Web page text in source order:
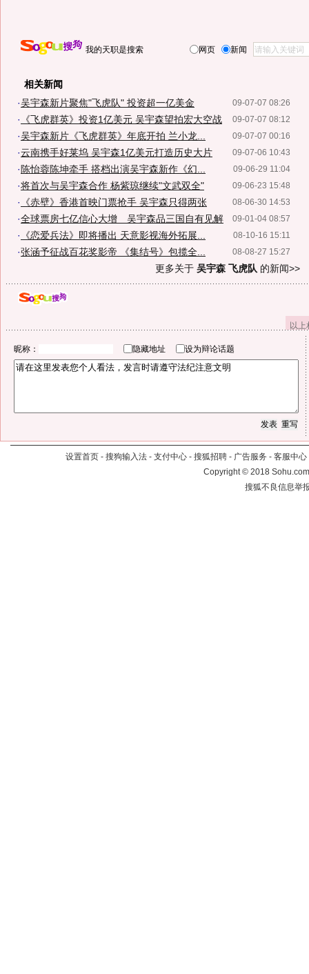
我的天职是搜索 网页 新闻
相关新闻
09-07-07 08:26
·吴宇森新片聚焦"飞虎队" 投资超一亿美金
09-07-07 08:12
· 《飞虎群英》投资1亿美元 吴宇森望拍宏大空战
09-07-07 00:16
·吴宇森新片《飞虎群英》年底开拍 兰小龙...
09-07-06 10:43
·云南携手好莱坞 吴宇森1亿美元打造历史大片
09-06-29 11:04
· 陈怡蓉陈坤牵手 搭档出演吴宇森新作《幻...
09-06-23 15:48
·将首次与吴宇森合作 杨紫琼继续"文武双全"
08-06-30 14:53
· 《赤壁》香港首映门票抢手 吴宇森只得两张
09-01-04 08:57
·全球票房七亿信心大增 吴宇森品三国自有见解
08-10-16 15:11
· 《恋爱兵法》即将播出 天意影视海外拓展...
08-08-27 15:27
·张涵予征战百花奖影帝 《集结号》包揽全...
更多关于 吴宇森 飞虎队 的新闻>>
以
昵称： 隐藏地址 设为辩论话题
设置首页 - 搜狗输入法 - 支付中心 - 搜狐招聘 - 广告服务 - 客服中心
Copyright©2018
搜狐不良信息举